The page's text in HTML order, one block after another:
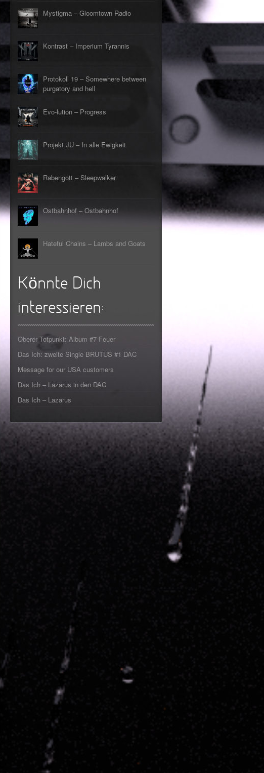
► Zeit verfliegt
Oberer Totpunkt
► Untergehen
Oberer Totpunkt
► Geisterfahrt
► Gevatter Tod
Oberer Totpunkt
►
►
►
►
►
►
►
►
►
►
Mystigma – Gloomtown Radio
Kontrast – Imperium Tyrannis
Protokoll 19 – Somewhere between
purgatory and hell
Evo-lution – Progress
Projekt JU – In alle Ewigkeit
Rabengott – Sleepwalker
Ostbahnhof – Ostbahnhof
Hateful Chains – Lambs and Goats
Könnte Dich
interessieren:
Oberer Totpunkt: Album #7 Feuer
Das Ich: zweite Single BRUTUS #1 DAC
Message for our USA customers
Das Ich – Lazarus in den DAC
Das Ich – Lazarus